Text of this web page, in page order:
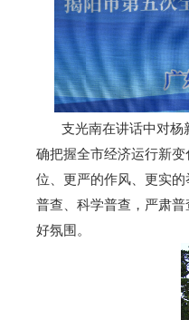
支光南在讲话中对杨新
确把握全市经济运行新
位、更严的作风、更实
普查、科学普查，严肃
好氛围。